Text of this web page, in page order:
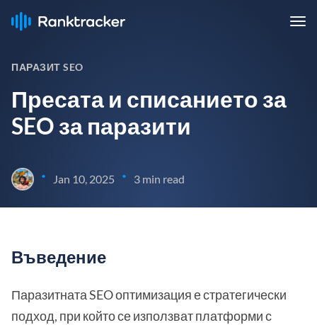
ПАРАЗИТ SEO
Пресата и списанието за
SEO за паразити
• Jan 10, 2025 • 3 min read
Въведение
Паразитната SEO оптимизация е стратегически
подход, при който се използват платформи с